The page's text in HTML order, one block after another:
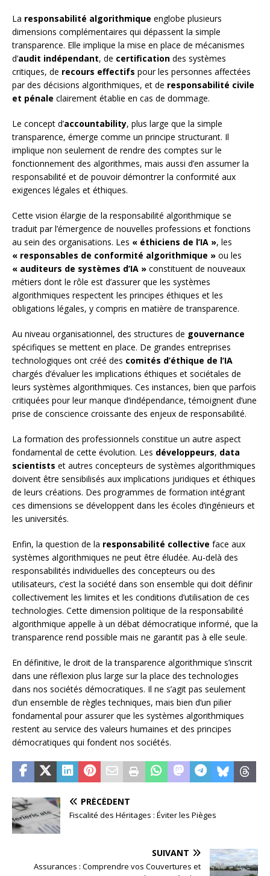
La responsabilité algorithmique englobe plusieurs
dimensions complémentaires qui dépassent la simple
transparence. Elle implique la mise en place de mécanismes
d’audit indépendant, de certification des systèmes
critiques, de recours effectifs pour les personnes affectées
par des décisions algorithmiques, et de responsabilité civile
et pénale clairement établie en cas de dommage.
Le concept d’accountability, plus large que la simple
transparence, émerge comme un principe structurant. Il
implique non seulement de rendre des comptes sur le
fonctionnement des algorithmes, mais aussi d’en assumer la
responsabilité et de pouvoir démontrer la conformité aux
exigences légales et éthiques.
Cette vision élargie de la responsabilité algorithmique se
traduit par l’émergence de nouvelles professions et fonctions
au sein des organisations. Les « éthiciens de l’IA », les
« responsables de conformité algorithmique » ou les
« auditeurs de systèmes d’IA » constituent de nouveaux
métiers dont le rôle est d’assurer que les systèmes
algorithmiques respectent les principes éthiques et les
obligations légales, y compris en matière de transparence.
Au niveau organisationnel, des structures de gouvernance
spécifiques se mettent en place. De grandes entreprises
technologiques ont créé des comités d’éthique de l’IA
chargés d’évaluer les implications éthiques et sociétales de
leurs systèmes algorithmiques. Ces instances, bien que parfois
critiquées pour leur manque d’indépendance, témoignent d’une
prise de conscience croissante des enjeux de responsabilité.
La formation des professionnels constitue un autre aspect
fondamental de cette évolution. Les développeurs, data
scientists et autres concepteurs de systèmes algorithmiques
doivent être sensibilisés aux implications juridiques et éthiques
de leurs créations. Des programmes de formation intégrant
ces dimensions se développent dans les écoles d’ingénieurs et
les universités.
Enfin, la question de la responsabilité collective face aux
systèmes algorithmiques ne peut être éludée. Au-delà des
responsabilités individuelles des concepteurs ou des
utilisateurs, c’est la société dans son ensemble qui doit définir
collectivement les limites et les conditions d’utilisation de ces
technologies. Cette dimension politique de la responsabilité
algorithmique appelle à un débat démocratique informé, que la
transparence rend possible mais ne garantit pas à elle seule.
En définitive, le droit de la transparence algorithmique s’inscrit
dans une réflexion plus large sur la place des technologies
dans nos sociétés démocratiques. Il ne s’agit pas seulement
d’un ensemble de règles techniques, mais bien d’un pilier
fondamental pour assurer que les systèmes algorithmiques
restent au service des valeurs humaines et des principes
démocratiques qui fondent nos sociétés.
PRÉCÉDENT
Fiscalité des Héritages : Éviter les Pièges
SUIVANT
Assurances : Comprendre vos Couvertures et